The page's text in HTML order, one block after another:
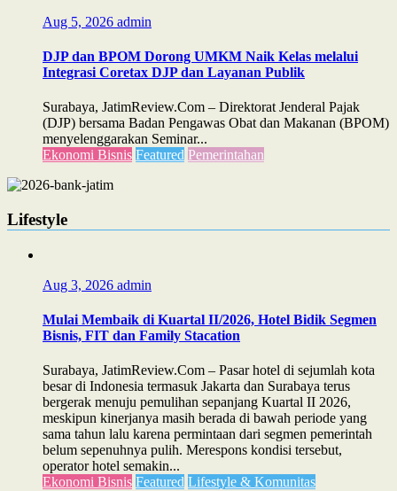
Aug 5, 2026 admin
DJP dan BPOM Dorong UMKM Naik Kelas melalui
Integrasi Coretax DJP dan Layanan Publik
Surabaya, JatimReview.Com – Direktorat Jenderal Pajak
(DJP) bersama Badan Pengawas Obat dan Makanan (BPOM)
menyelenggarakan Seminar...
Ekonomi Bisnis Featured Pemerintahan
Lifestyle
Aug 3, 2026 admin
Mulai Membaik di Kuartal II/2026, Hotel Bidik Segmen
Bisnis, FIT dan Family Stacation
Surabaya, JatimReview.Com – Pasar hotel di sejumlah kota
besar di Indonesia termasuk Jakarta dan Surabaya terus
bergerak menuju pemulihan sepanjang Kuartal II 2026,
meskipun kinerjanya masih berada di bawah periode yang
sama tahun lalu karena permintaan dari segmen pemerintah
belum sepenuhnya pulih. Merespons kondisi tersebut,
operator hotel semakin...
Ekonomi Bisnis Featured Lifestyle & Komunitas